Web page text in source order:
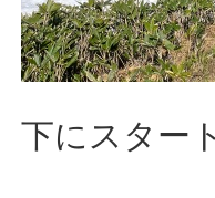
下にスター